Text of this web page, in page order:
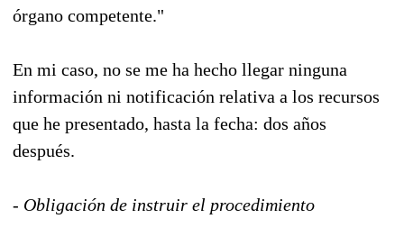
órgano competente."
En mi caso, no se me ha hecho llegar ninguna
información ni notificación relativa a los recursos
que he presentado, hasta la fecha: dos años
después.
- Obligación de instruir el procedimiento